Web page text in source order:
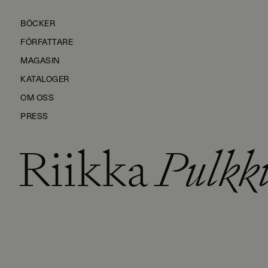
BÖCKER
FÖRFATTARE
MAGASIN
KATALOGER
OM OSS
PRESS
KONTAKTA OSS
HÅLLBARHET
Riikka